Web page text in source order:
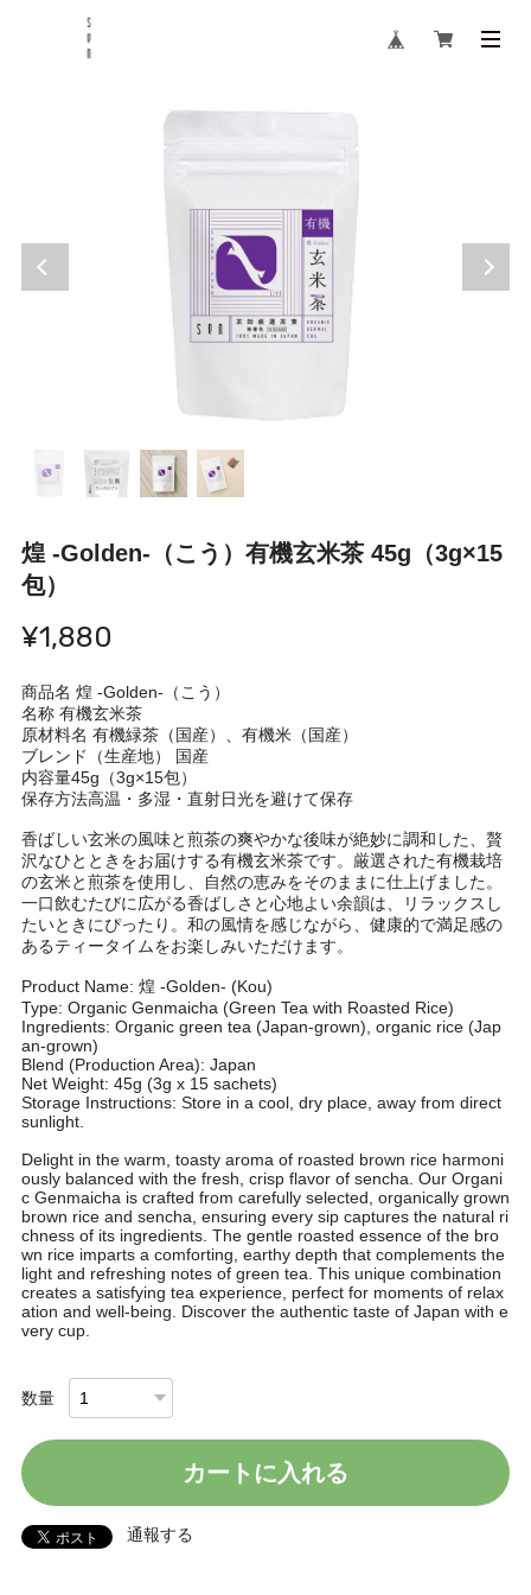
煌 -Golden-（こう）有機玄米茶 45g（3g×15
包）
¥1,880
商品名 煌 -Golden-（こう）
名称 有機玄米茶
原材料名 有機緑茶（国産）、有機米（国産）
ブレンド（生産地） 国産
内容量45g（3g×15包）
保存方法高温・多湿・直射日光を避けて保存
香ばしい玄米の風味と煎茶の爽やかな後味が絶妙に調和した、贅
沢なひとときをお届けする有機玄米茶です。厳選された有機栽培
の玄米と煎茶を使用し、自然の恵みをそのままに仕上げました。
一口飲むたびに広がる香ばしさと心地よい余韻は、リラックスし
たいときにぴったり。和の風情を感じながら、健康的で満足感の
あるティータイムをお楽しみいただけます。
Product Name: 煌 -Golden- (Kou)
Type: Organic Genmaicha (Green Tea with Roasted Rice)
Ingredients: Organic green tea (Japan-grown), organic rice (Jap
an-grown)
Blend (Production Area): Japan
Net Weight: 45g (3g x 15 sachets)
Storage Instructions: Store in a cool, dry place, away from direct
sunlight.
Delight in the warm, toasty aroma of roasted brown rice harmoni
ously balanced with the fresh, crisp flavor of sencha. Our Organi
c Genmaicha is crafted from carefully selected, organically grown
brown rice and sencha, ensuring every sip captures the natural ri
chness of its ingredients. The gentle roasted essence of the bro
wn rice imparts a comforting, earthy depth that complements the
light and refreshing notes of green tea. This unique combination
creates a satisfying tea experience, perfect for moments of relax
ation and well-being. Discover the authentic taste of Japan with e
very cup.
数量
カートに入れる
通報する